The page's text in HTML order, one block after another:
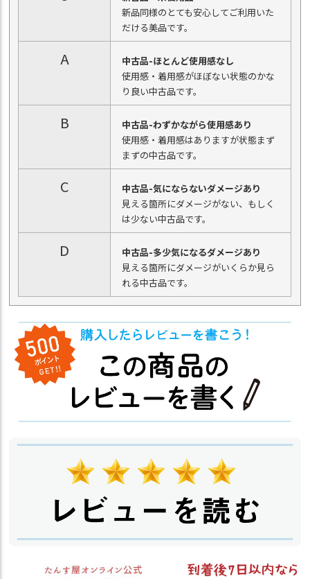
新品同様のとても安心してご利用いた
だける美品です。
A
中古品-ほとんど使用感なし
使用感・着用感がほぼない状態のかな
り良い中古品です。
B
中古品-わずかながら使用感あり
使用感・着用感はありますが状態まず
まずの中古品です。
C
中古品-気にならないダメージあり
見える箇所にダメージがない、もしく
は少ない中古品です。
D
中古品-多少気になるダメージあり
見える箇所にダメージがいくらか見ら
れる中古品です。